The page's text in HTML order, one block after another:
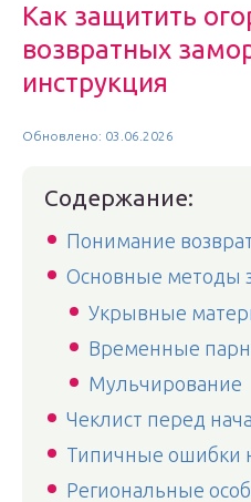
Как защитить
возвратных
инструкция
Обновлено: 03.06.2026
Содержание:
Понимание
Основные методы
Укрывные
Временные
Мульчирование
Чеклист перед
Типичные ошибки
Региональные